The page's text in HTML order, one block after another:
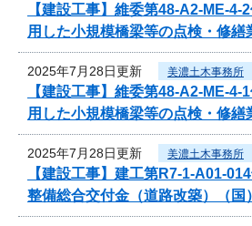
【建設工事】維委第48-A2-ME-
用した小規模橋梁等の点検・修繕
2025年7月28日更新 美濃土木事務所
【建設工事】維委第48-A2-ME-
用した小規模橋梁等の点検・修繕
2025年7月28日更新 美濃土木事務所
【建設工事】建工第R7-1-A01-
整備総合交付金（道路改築）（